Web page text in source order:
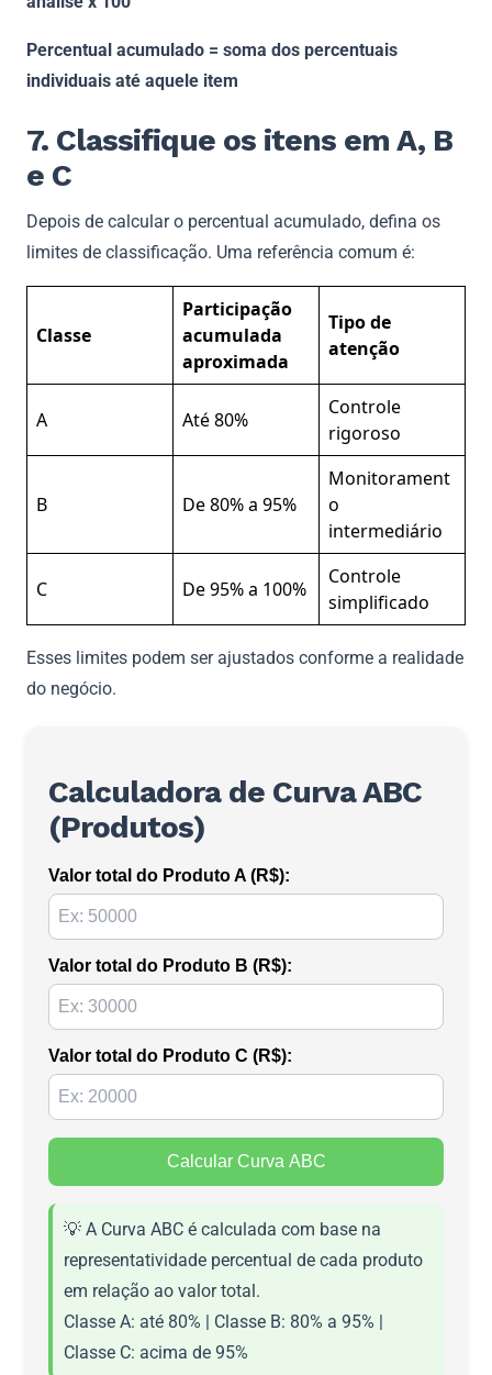
Percentual acumulado = soma dos percentuais
individuais até aquele item
7. Classifique os itens em A, B
e C
Depois de calcular o percentual acumulado, defina os
limites de classificação. Uma referência comum é:
Classe
Participação
acumulada
aproximada
Tipo de
atenção
A Até 80%
Controle
rigoroso
B De 80% a 95%
Monitorament
o
intermediário
C De 95% a 100%
Controle
simplificado
Esses limites podem ser ajustados conforme a realidade
do negócio.
Calculadora de Curva ABC
(Produtos)
Valor total do Produto A (R$):
Valor total do Produto B (R$):
Valor total do Produto C (R$):
Calcular Curva ABC
💡 A Curva ABC é calculada com base na
representatividade percentual de cada produto
em relação ao valor total.
Classe A: até 80% | Classe B: 80% a 95% |
Classe C: acima de 95%